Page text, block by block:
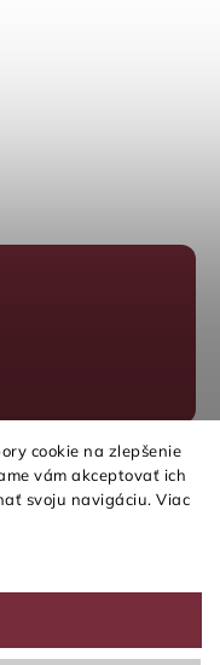
cookie na zlepšenie
vám akceptovať ich
svoju navigáciu. Viac